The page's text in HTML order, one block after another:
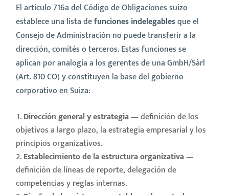
El artículo 716a del Código de Obligaciones suizo
establece una lista defunciones indelegablesque el
Consejo de Administración no puede transferir a la
dirección, comités o terceros. Estas funciones se
aplican por analogía a los gerentes de una GmbH/Sàrl
(Art. 810 CO) y constituyen la base del gobierno
corporativo en Suiza:
Dirección general y estrategia— definición de los
objetivos a largo plazo, la estrategia empresarial y los
principios organizativos.
Establecimiento de la estructura organizativa—
definición de líneas de reporte, delegación de
competencias y reglas internas.